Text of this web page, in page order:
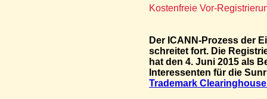
Kostenfreie Vor-
Der ICANN-Prozess der
schreitet fort. Die
hat den 4. Juni 2015 als
Interessenten für die
Trademark